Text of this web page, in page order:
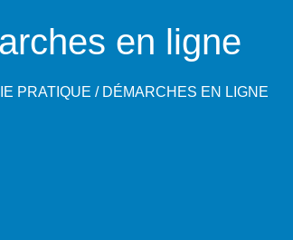
en ligne
PRATIQUE / DÉMARCHES EN LIGNE